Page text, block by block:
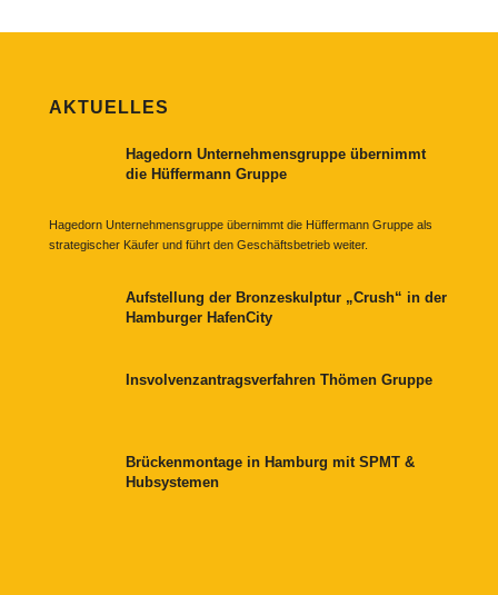
AKTUELLES
Hagedorn Unternehmensgruppe übernimmt
die Hüffermann Gruppe
Hagedorn Unternehmensgruppe übernimmt die Hüffermann Gruppe als
strategischer Käufer und führt den Geschäftsbetrieb weiter.
Aufstellung der Bronzeskulptur „Crush“ in der
Hamburger HafenCity
Insvolvenzantragsverfahren Thömen Gruppe
Brückenmontage in Hamburg mit SPMT &
Hubsystemen